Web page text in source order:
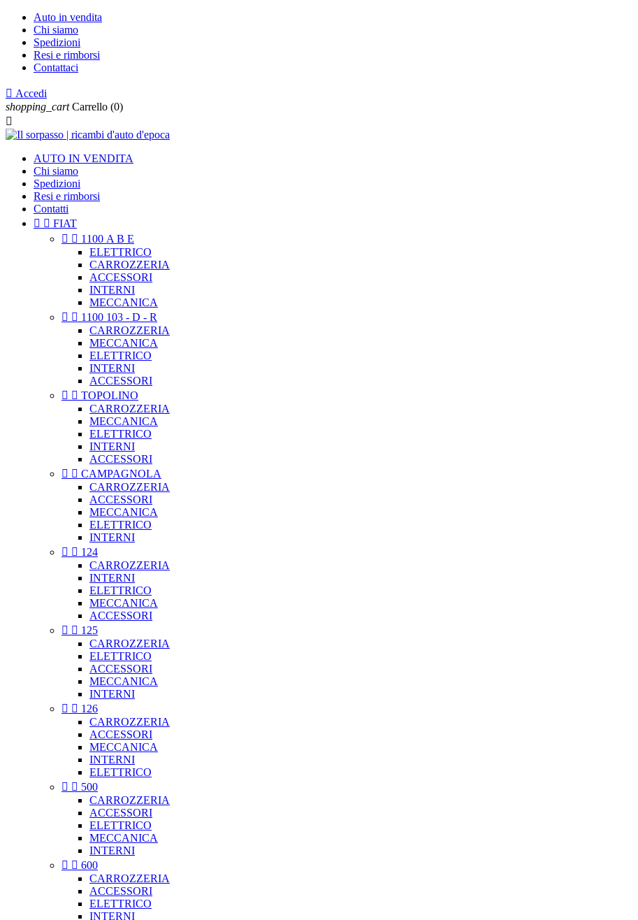
Auto in vendita
Chi siamo
Spedizioni
Resi e rimborsi
Contattaci
 Accedi
shopping_cart Carrello (0)

AUTO IN VENDITA
Chi siamo
Spedizioni
Resi e rimborsi
Contatti
  FIAT
  1100 A B E
ELETTRICO
CARROZZERIA
ACCESSORI
INTERNI
MECCANICA
  1100 103 - D - R
CARROZZERIA
MECCANICA
ELETTRICO
INTERNI
ACCESSORI
  TOPOLINO
CARROZZERIA
MECCANICA
ELETTRICO
INTERNI
ACCESSORI
  CAMPAGNOLA
CARROZZERIA
ACCESSORI
MECCANICA
ELETTRICO
INTERNI
  124
CARROZZERIA
INTERNI
ELETTRICO
MECCANICA
ACCESSORI
  125
CARROZZERIA
ELETTRICO
ACCESSORI
MECCANICA
INTERNI
  126
CARROZZERIA
ACCESSORI
MECCANICA
INTERNI
ELETTRICO
  500
CARROZZERIA
ACCESSORI
ELETTRICO
MECCANICA
INTERNI
  600
CARROZZERIA
ACCESSORI
ELETTRICO
INTERNI